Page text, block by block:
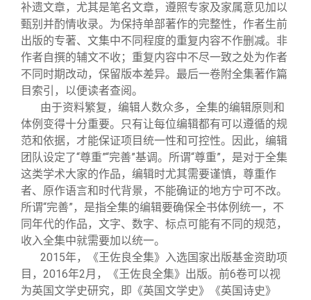
补遗文章，尤其是笔名文章，遵照专家及家属意见加以
甄别并酌情收录。为保持单部著作的完整性，作者生前
出版的专著、文集中不同程度的重复内容不作删减。非
作者自撰的辅文不收；重复内容中不尽一致之处为作者
不同时期改动，保留版本差异。最后一卷附全集著作篇
目索引，以便读者查阅。
由于资料繁复，编辑人数众多，全集的编辑原则和
体例变得十分重要。只有让每位编辑都有可以遵循的规
范和依据，才能保证项目统一性和可控性。因此，编辑
团队设定了“尊重”“完善”基调。所谓“尊重”，是对于全集
这类学术大家的作品，编辑时尤其需要谨慎，尊重作
者、原作语言和时代背景，不能确证的地方宁可不改。
所谓“完善”，是指全集的编辑要确保全书体例统一，不
同年代的作品，文字、数字、标点可能有不同的规范，
收入全集中就需要加以统一。
2015年，《王佐良全集》入选国家出版基金资助项
目，2016年2月，《王佐良全集》出版。前6卷可以视
为英国文学史研究，即《英国文学史》《英国诗史》